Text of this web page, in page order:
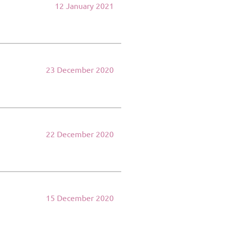
12 January 2021
23 December 2020
22 December 2020
15 December 2020